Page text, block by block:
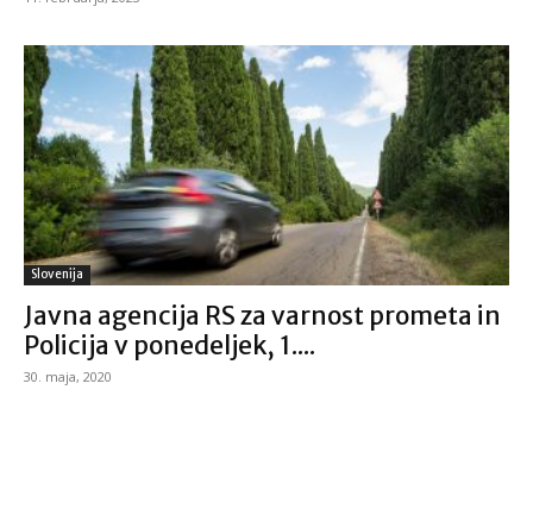
Slovenija
Javna agencija RS za varnost prometa in
Policija v ponedeljek, 1....
30. maja, 2020